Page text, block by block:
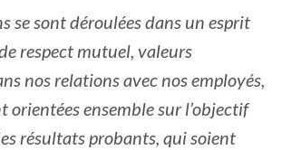
se sont déroulées dans un esprit
respect mutuel, valeurs
nos relations avec nos employés,
orientées ensemble sur l’objectif
résultats probants, qui soient